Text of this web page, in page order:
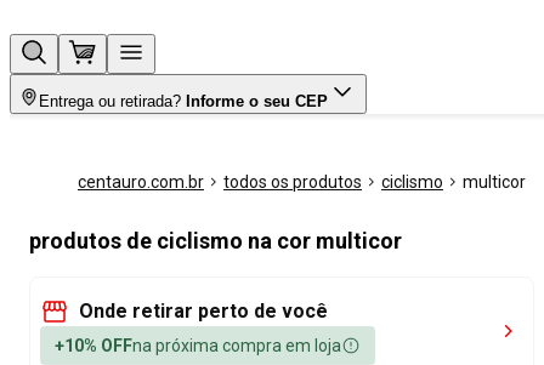
Entrega ou retirada? Informe o seu CEP
centauro.com.br todos os produtos ciclismo multicor
produtos de ciclismo na cor multicor
Onde retirar perto de você
+10% OFFna próxima compra em loja